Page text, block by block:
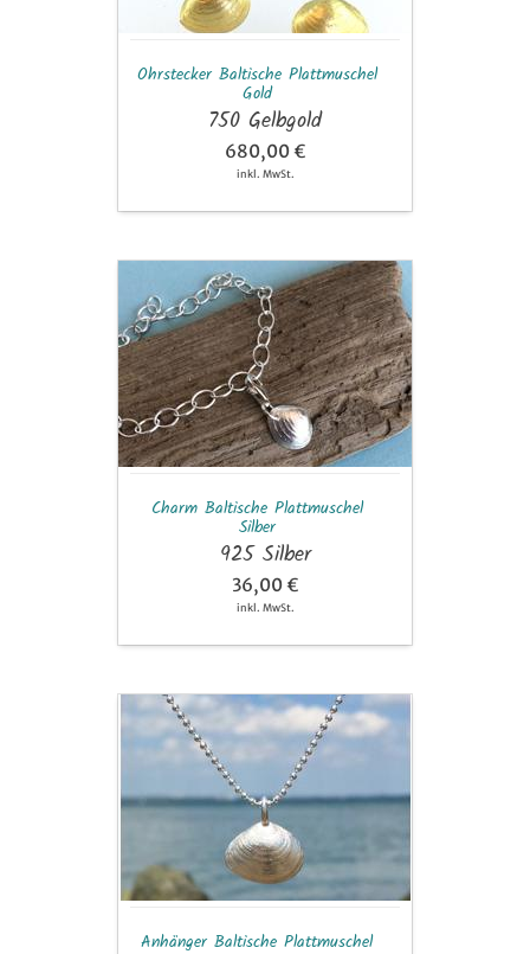
Ohrstecker Baltische Plattmuschel
Gold
750 Gelbgold
680,00 €
inkl. MwSt.
Baltische
Plattmuschel
Silber
Charm Baltische Plattmuschel
Silber
925 Silber
36,00 €
inkl. MwSt.
Anhänger
Baltische
Plattmuschel
Anhänger Baltische Plattmuschel